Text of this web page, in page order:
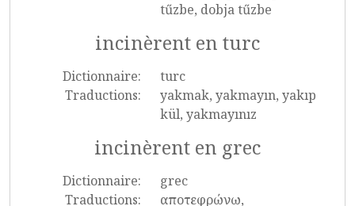
tűzbe, dobja tűzbe
incinèrent en turc
Dictionnaire:
turc
Traductions:
yakmak, yakmayın, yakıp
kül, yakmayınız
incinèrent en grec
Dictionnaire:
grec
Traductions:
αποτεφρώνω,